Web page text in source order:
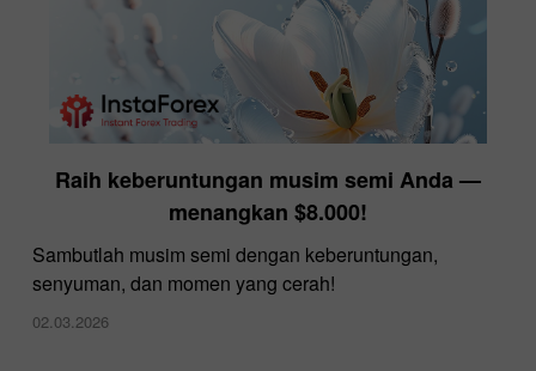
Raih keberuntungan musim semi Anda —
menangkan $8.000!
Sambutlah musim semi dengan keberuntungan,
senyuman, dan momen yang cerah!
02.03.2026